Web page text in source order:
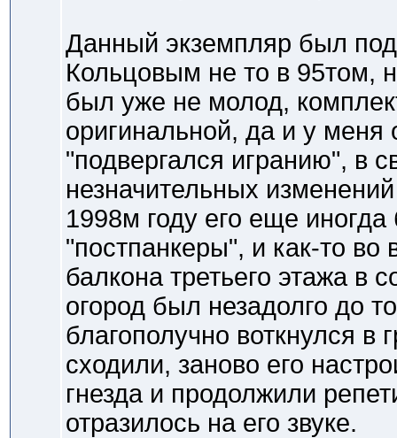
Данный экземпляр был
Кольцовым не то в 95том,
был уже не молод,
оригинальной, да и у меня
"подвергался игранию", в
незначительных
1998м году его еще
"постпанкеры", и как-то во
балкона третьего этажа в
огород был незадолго до
благополучно воткнулся
сходили, заново его
гнезда и продолжили
отразилось на его звуке.